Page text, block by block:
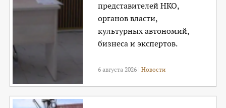
представителей НКО,
органов власти,
культурных автономий,
бизнеса и экспертов.
6 августа 2026 |Новости